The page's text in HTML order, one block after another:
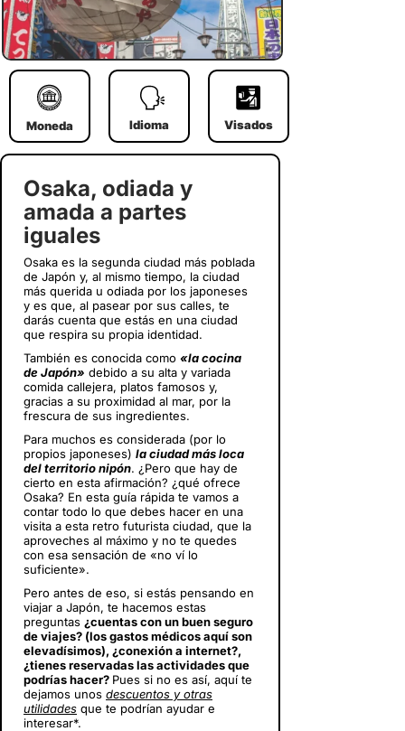
Moneda Idioma Visados
Osaka, odiada y
amada a partes
iguales
Osaka es la segunda ciudad más poblada
de Japón y, al mismo tiempo, la ciudad
más querida u odiada por los japoneses
y es que, al pasear por sus calles, te
darás cuenta que estás en una ciudad
que respira su propia identidad.
También es conocida como «la cocina
de Japón» debido a su alta y variada
comida callejera, platos famosos y,
gracias a su proximidad al mar, por la
frescura de sus ingredientes.
Para muchos es considerada (por lo
propios japoneses) la ciudad más loca
del territorio nipón. ¿Pero que hay de
cierto en esta afirmación? ¿qué ofrece
Osaka? En esta guía rápida te vamos a
contar todo lo que debes hacer en una
visita a esta retro futurista ciudad, que la
aproveches al máximo y no te quedes
con esa sensación de «no ví lo
suficiente».
Pero antes de eso, si estás pensando en
viajar a Japón, te hacemos estas
preguntas ¿cuentas con un buen seguro
de viajes? (los gastos médicos aquí son
elevadísimos), ¿conexión a internet?,
¿tienes reservadas las actividades que
podrías hacer? Pues si no es así, aquí te
dejamos unos descuentos y otras
utilidades que te podrían ayudar e
interesar*.